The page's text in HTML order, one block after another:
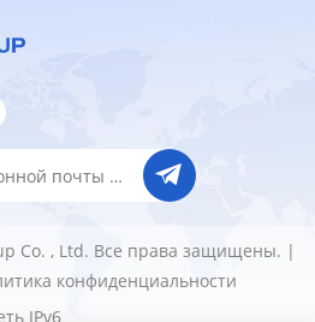
Co. , Ltd. Все права защищены. |
конфиденциальности
IPv6